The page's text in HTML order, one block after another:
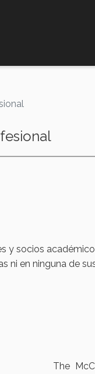
socios
ni en ninguna de
The